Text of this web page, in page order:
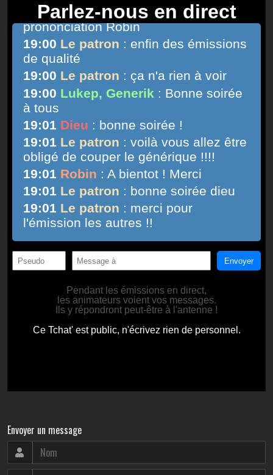
Envoyer un message